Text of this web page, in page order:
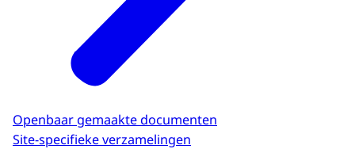
Openbaar gemaakte documenten
Site-specifieke verzamelingen